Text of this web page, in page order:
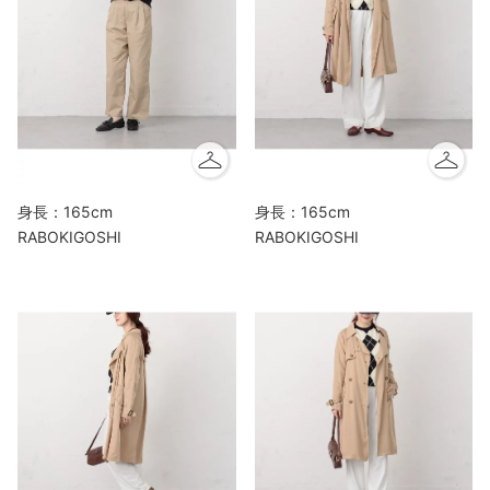
身長：165cm
RABOKIGOSHI
身長：165cm
RABOKIGOSHI